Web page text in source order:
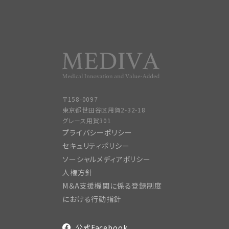
〒158-0097
東京都世田谷区用賀2-32-18
グレース用賀301
プライバシーポリシー
セキュリティポリシー
ソーシャルメディアポリシー
人権方針
M＆A支援機関に係る登録制度
における行動指針